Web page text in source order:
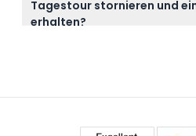
Athen in einem
Reisebus mit kostenlosem
Tagestour stornieren und
erhalten?